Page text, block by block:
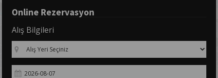
Online Rezervasyon
Alış Bilgileri